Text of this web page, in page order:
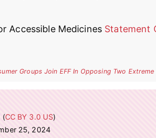
Accessible Medicines Statement
Groups Join EFF In Opposing Two
(CC BY 3.0 US)
25, 2024